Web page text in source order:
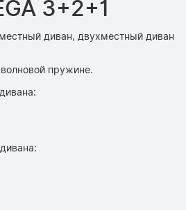
3+2+1
диван, двухместный диван
пружине.